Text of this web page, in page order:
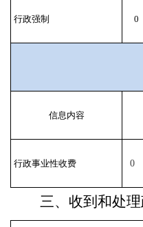
行政强制 0
信息内容
行政事业性收费 0
三、收到和处